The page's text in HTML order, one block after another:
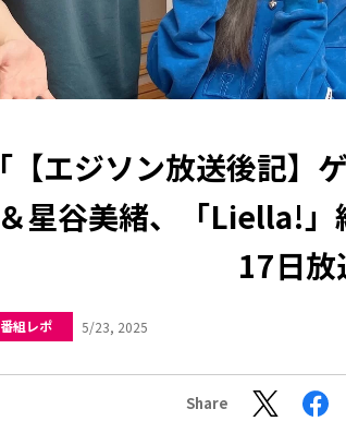
「【エジソン放送後記】
＆星谷美緒、「Liella!
17日放
番組レポ 5/23, 2025
Share